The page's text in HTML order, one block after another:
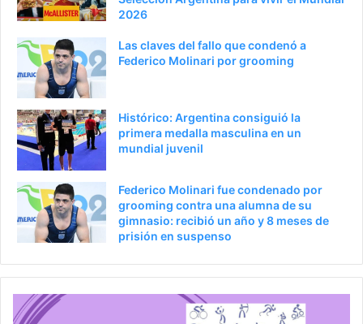
2026
Las claves del fallo que condenó a
Federico Molinari por grooming
Histórico: Argentina consiguió la
primera medalla masculina en un
mundial juvenil
Federico Molinari fue condenado por
grooming contra una alumna de su
gimnasio: recibió un año y 8 meses de
prisión en suspenso